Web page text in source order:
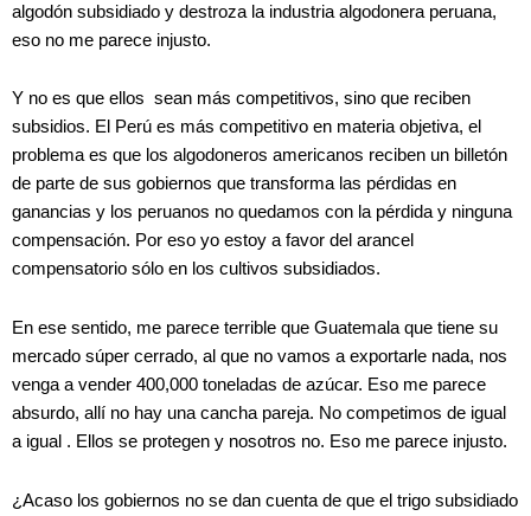
algodón subsidiado y destroza la industria algodonera peruana,
eso no me parece injusto.
Y no es que ellos sean más competitivos, sino que reciben
subsidios. El Perú es más competitivo en materia objetiva, el
problema es que los algodoneros americanos reciben un billetón
de parte de sus gobiernos que transforma las pérdidas en
ganancias y los peruanos no quedamos con la pérdida y ninguna
compensación. Por eso yo estoy a favor del arancel
compensatorio sólo en los cultivos subsidiados.
En ese sentido, me parece terrible que Guatemala que tiene su
mercado súper cerrado, al que no vamos a exportarle nada, nos
venga a vender 400,000 toneladas de azúcar. Eso me parece
absurdo, allí no hay una cancha pareja. No competimos de igual
a igual . Ellos se protegen y nosotros no. Eso me parece injusto.
¿Acaso los gobiernos no se dan cuenta de que el trigo subsidiado